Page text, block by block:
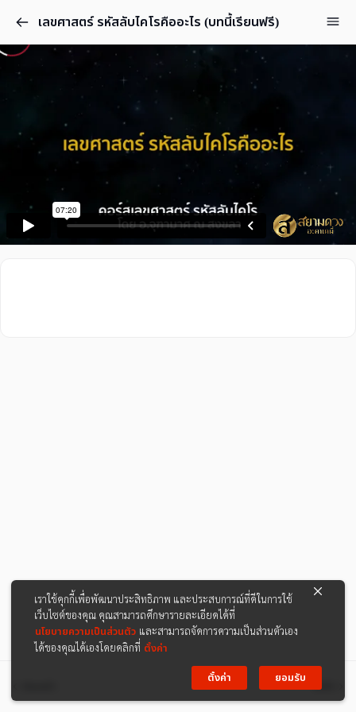
เลขศาสตร์ รหัสลับไคโรคืออะไร (บทนี้เรียนฟรี)
ต่อไป
เราใช้คุกกี้เพื่อพัฒนาประสิทธิภาพ และประสบการณ์ที่ดีในการใช้
เว็บไซต์ของคุณ คุณสามารถศึกษารายละเอียดได้ที่
นโยบายความเป็นส่วนตัว และสามารถจัดการความเป็นส่วนตัวเอง
ได้ของคุณได้เองโดยคลิกที่ ตั้งค่า
ตั้งค่า
ยอมรับ